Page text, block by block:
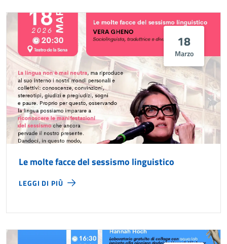
18
Marzo
Le molte facce del sessismo linguistico
LEGGI DI PIÙ